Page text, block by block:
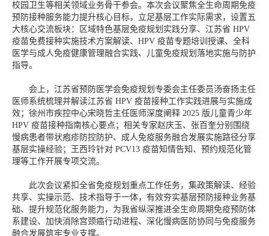
校园卫生等相关领域业务骨干参会。本次会议聚焦全生命周期免疫
预防接种服务能力提升核心目标，立足基层工作实际需求，设置五
大核心交流板块：区域特色基层免疫规划实践分享、江苏省 HPV
疫苗免费接种实施技术方案解读、HPV 疫苗专题培训授课、全科
医学与成人免疫健康管理融合实践、儿童免疫规划落地实施与防护
指导。
会上，江苏省预防医学会免疫规划专委会主任委员汤奋扬主任
医师系统梳理并解读江苏省 HPV 疫苗接种工作实践进展与实施成
效；徐州市疾控中心宋晓哲主任医师深度阐释 2025 版儿童青少年
HPV 疫苗接种指南核心要点；相关专家赵庆玉、张百奎分别围绕
慢病患者带状疱疹防控防护、成人免疫服务融合发展实施路径分享
基层实操经验；王西玲针对 PCV13 疫苗知情告知、预约规范化管
理等工作开展专项交流。
此次会议紧扣全省免疫规划重点工作任务，集政策解读、经验
共享、实操示范、技术指导于一体，有效夯实基层预防接种业务基
础、提升规范化服务能力，为我省纵深推进全生命周期免疫预防体
系建设、加快消除宫颈癌行动进程、深化慢病医防协同与免疫服务
融合发展筑牢专业支撑。